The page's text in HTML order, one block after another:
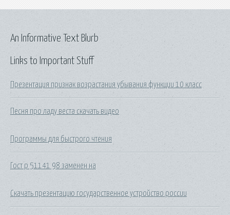
Links to Important Stuff
Презентация признак возрастания убывания функции 10 класс
Песня про ладу веста скачать видео
Программы для быстрого чтения
Гост р 51141 98 заменен на
Скачать презентацию государственное устройство россии
An Informative Text Blurb